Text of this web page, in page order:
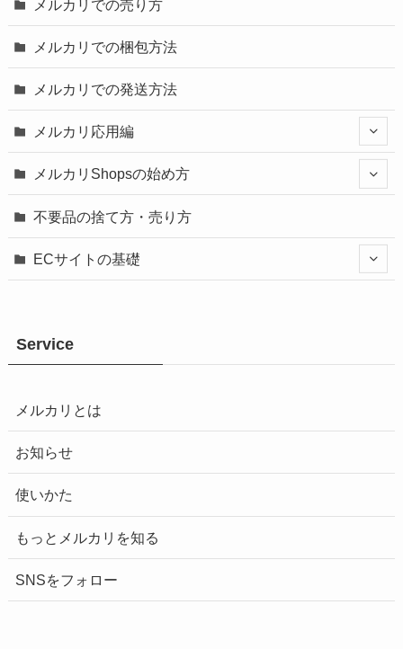
メルカリでの売り方
メルカリでの梱包方法
メルカリでの発送方法
メルカリ応用編
メルカリShopsの始め方
不要品の捨て方・売り方
ECサイトの基礎
Service
メルカリとは
お知らせ
使いかた
もっとメルカリを知る
SNSをフォロー